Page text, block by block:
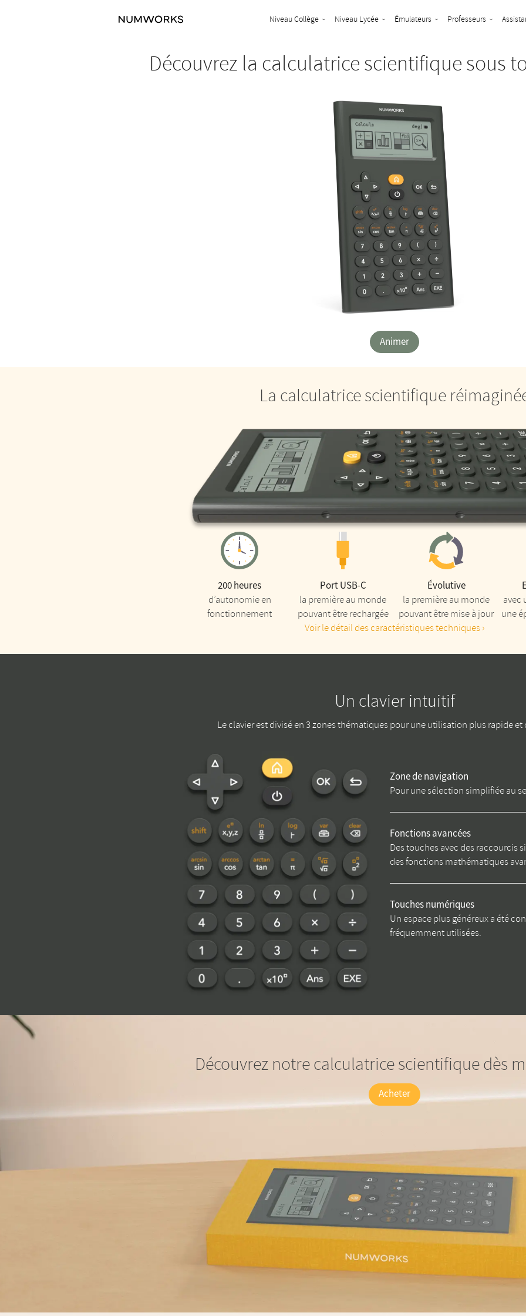
Niveau Collège Niveau Lycée Émulateurs Professeurs
Découvrez la calculatrice scientifique sous
Animer
La calculatrice scientifique
200 heures
d’autonomie en
fonctionnement
Port USB-C
la première au monde
pouvant être rechargée
Évolutive
la première au monde
pouvant être mise à jour
avec
une
Voir le détail des caractéristiques techniques
Un clavier intuitif
Le clavier est divisé en 3 zones thématiques pour une utilisation plus rapide
Zone de navigation
Pour une sélection simplifiée au
Fonctions avancées
Des touches avec des raccourcis
des fonctions mathématiques
Touches numériques
Un espace plus généreux a été
fréquemment utilisées.
Découvrez notre calculatrice scientifique dès
Acheter